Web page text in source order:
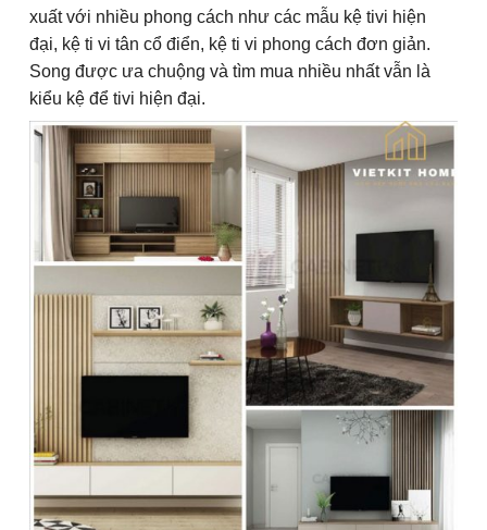
xuất với nhiều phong cách như các mẫu kệ tivi hiện
đại, kệ ti vi tân cổ điển, kệ ti vi phong cách đơn giản.
Song được ưa chuộng và tìm mua nhiều nhất vẫn là
kiểu kệ để tivi hiện đại.